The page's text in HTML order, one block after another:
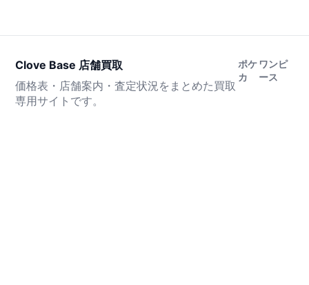
Clove Base 店舗買取
価格表・店舗案内・査定状況をまとめた買取
専用サイトです。
ポケ
カ
ワンピ
ース